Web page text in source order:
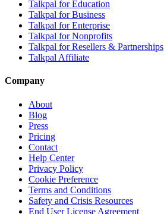
Talkpal for Education
Talkpal for Business
Talkpal for Enterprise
Talkpal for Nonprofits
Talkpal for Resellers & Partnerships
Talkpal Affiliate
Company
About
Blog
Press
Pricing
Contact
Help Center
Privacy Policy
Cookie Preference
Terms and Conditions
Safety and Crisis Resources
End User License Agreement